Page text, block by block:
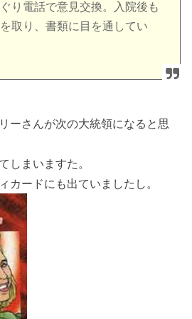
り電話で意見交換。入院後も
取り、書類に目を通してい
ーさんが次の大統領になると思
しまいますた。
カードにも出ていましたし。